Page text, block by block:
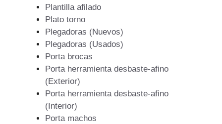
Plantilla afilado
Plato torno
Plegadoras (Nuevos)
Plegadoras (Usados)
Porta brocas
Porta herramienta desbaste-afino
(Exterior)
Porta herramienta desbaste-afino
(Interior)
Porta machos